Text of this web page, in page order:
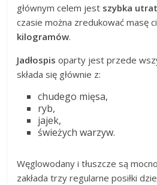
głównym celem jest szybka
czasie można zredukować masę
kilogramów.
Jadłospis oparty jest przede
składa się głównie z:
chudego mięsa,
ryb,
jajek,
świeżych warzyw.
Węglowodany i tłuszcze są
zakłada trzy regularne posiłki